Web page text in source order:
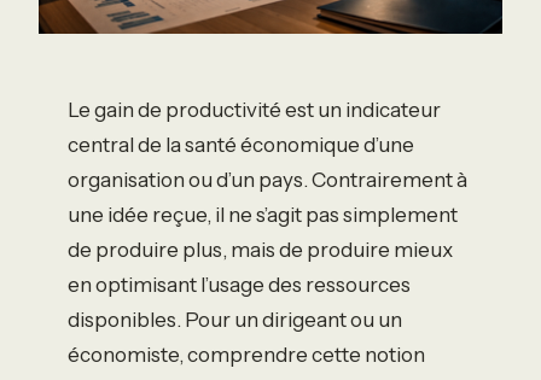
Le gain de productivité est un indicateur
central de la santé économique d’une
organisation ou d’un pays. Contrairement à
une idée reçue, il ne s’agit pas simplement
de produire plus, mais de produire mieux
en optimisant l’usage des ressources
disponibles. Pour un dirigeant ou un
économiste, comprendre cette notion